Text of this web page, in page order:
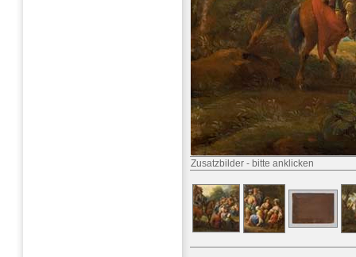
Zusatzbilder - bitte anklicken